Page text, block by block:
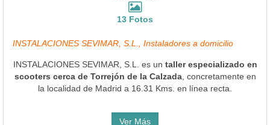
13 Fotos
INSTALACIONES SEVIMAR, S.L., Instaladores a domicilio
INSTALACIONES SEVIMAR, S.L. es un taller especializado en
scooters cerca de Torrejón de la Calzada, concretamente en
la localidad de Madrid a 16.31 Kms. en línea recta.
Ver Más